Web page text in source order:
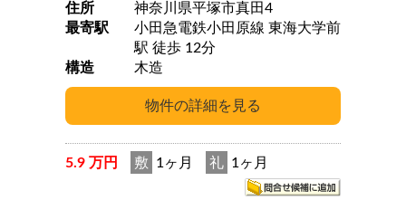
住所
神奈川県平塚市真田4
最寄駅
小田急電鉄小田原線 東海大学前
駅 徒歩 12分
構造
木造
5.9 万円 敷 1ヶ月 礼 1ヶ月